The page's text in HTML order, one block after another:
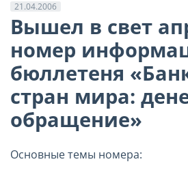
21.04.2006
Вышел в свет
номер
бюллетеня
стран мира:
обращение»
Основные темы номера: